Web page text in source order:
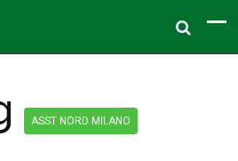
ASST NORD MILANO